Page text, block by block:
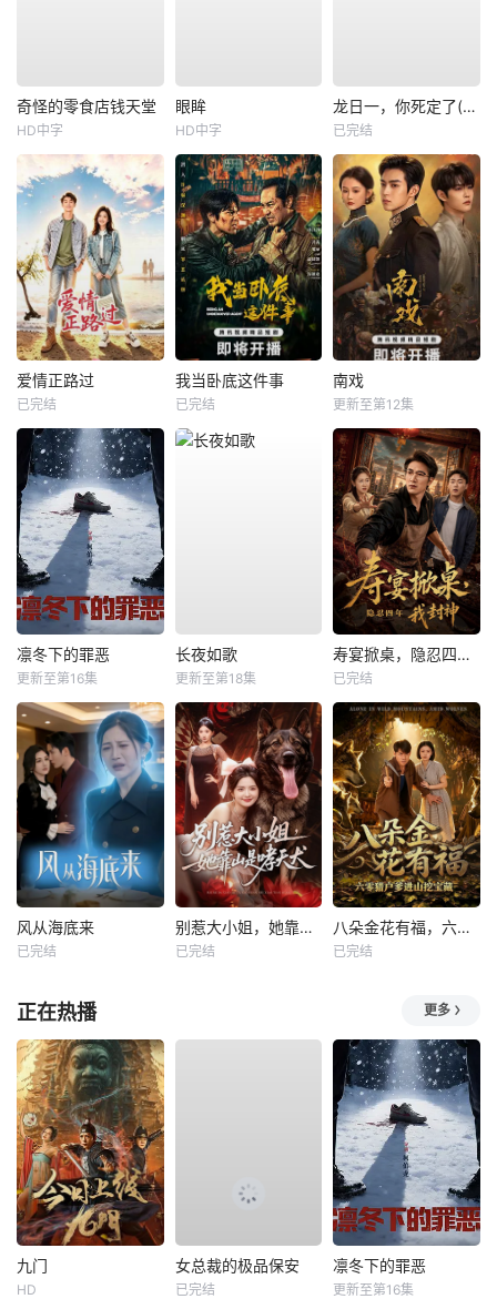
奇怪的零食店钱天堂
HD中字
眼眸
HD中字
龙日一，你死定了(短剧)
已完结
爱情正路过
已完结
我当卧底这件事
已完结
南戏
更新至第12集
凛冬下的罪恶
更新至第16集
长夜如歌
更新至第18集
寿宴掀桌，隐忍四年我封神
已完结
风从海底来
已完结
别惹大小姐，她靠山是哮天犬
已完结
八朵金花有福，六零猎户爹进山挖宝藏
已完结
正在热播 更多
九门
HD
女总裁的极品保安
已完结
凛冬下的罪恶
更新至第16集